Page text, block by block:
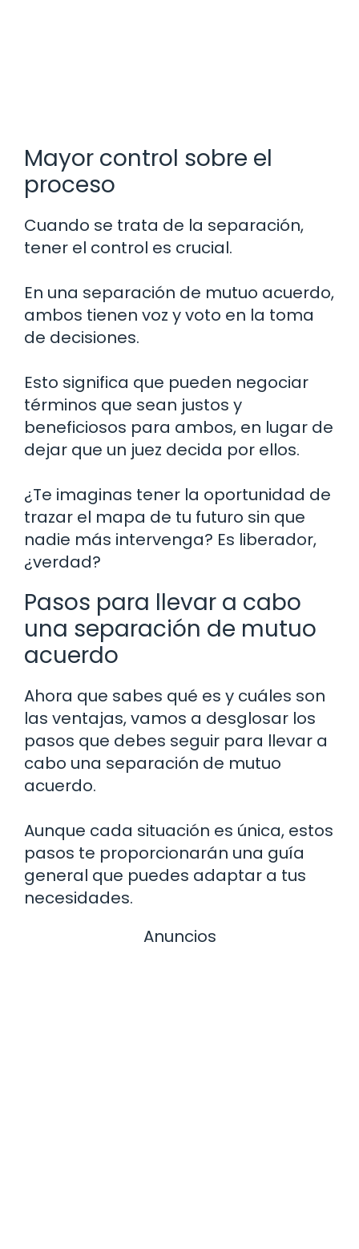
Mayor control sobre el
proceso
Cuando se trata de la separación,
tener el control es crucial.
En una separación de mutuo acuerdo,
ambos tienen voz y voto en la toma
de decisiones.
Esto significa que pueden negociar
términos que sean justos y
beneficiosos para ambos, en lugar de
dejar que un juez decida por ellos.
¿Te imaginas tener la oportunidad de
trazar el mapa de tu futuro sin que
nadie más intervenga? Es liberador,
¿verdad?
Pasos para llevar a cabo
una separación de mutuo
acuerdo
Ahora que sabes qué es y cuáles son
las ventajas, vamos a desglosar los
pasos que debes seguir para llevar a
cabo una separación de mutuo
acuerdo.
Aunque cada situación es única, estos
pasos te proporcionarán una guía
general que puedes adaptar a tus
necesidades.
Anuncios